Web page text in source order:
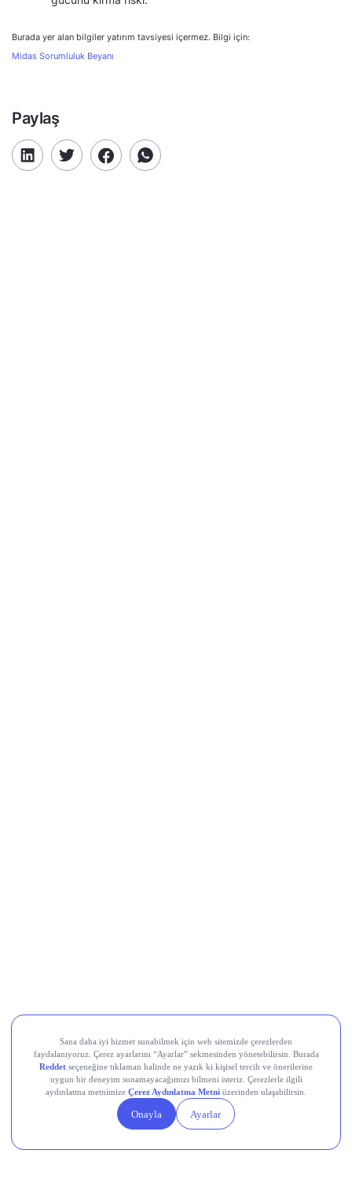
Burada yer alan bilgiler yatırım tavsiyesi içermez. Bilgi için:
Midas Sorumluluk Beyanı
Paylaş